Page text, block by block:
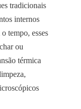
tradicionais
internos
tempo, esses
ou
térmica